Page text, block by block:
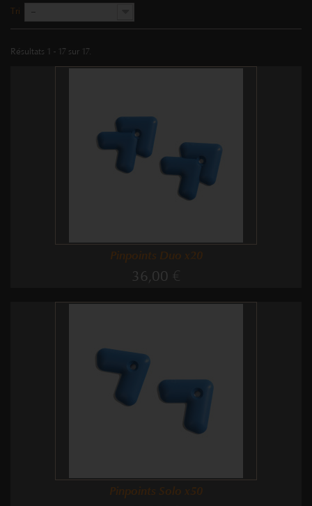
Tri --
Résultats 1 - 17 sur 17.
Pinpoints Duo x20
36,00 €
Pinpoints Solo x50